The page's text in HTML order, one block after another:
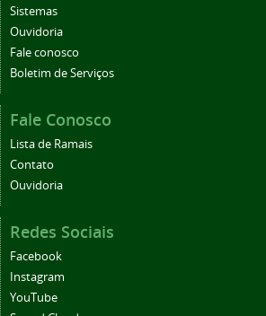
Sistemas
Ouvidoria
Fale conosco
Boletim de Serviços
Fale Conosco
Lista de Ramais
Contato
Ouvidoria
Redes Sociais
Facebook
Instagram
YouTube